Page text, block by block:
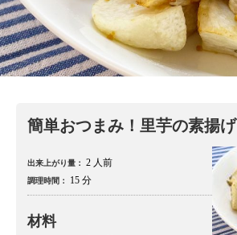
簡単おつまみ！里芋の素揚げ
出来上がり量： 2 人前
調理時間： 15 分
材料